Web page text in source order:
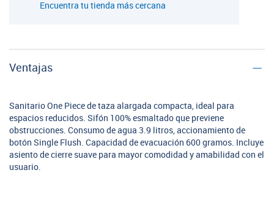
Encuentra tu tienda más cercana
Ventajas
Sanitario One Piece de taza alargada compacta, ideal para
espacios reducidos. Sifón 100% esmaltado que previene
obstrucciones. Consumo de agua 3.9 litros, accionamiento de
botón Single Flush. Capacidad de evacuación 600 gramos. Incluye
asiento de cierre suave para mayor comodidad y amabilidad con el
usuario.